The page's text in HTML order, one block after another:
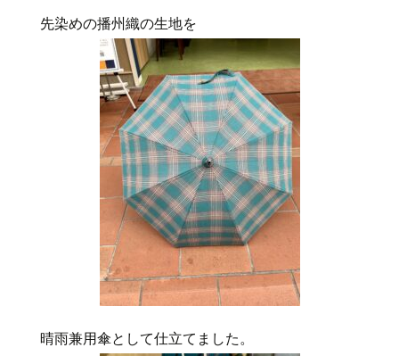
先染めの播州織の生地を
晴雨兼用傘として仕立てました。